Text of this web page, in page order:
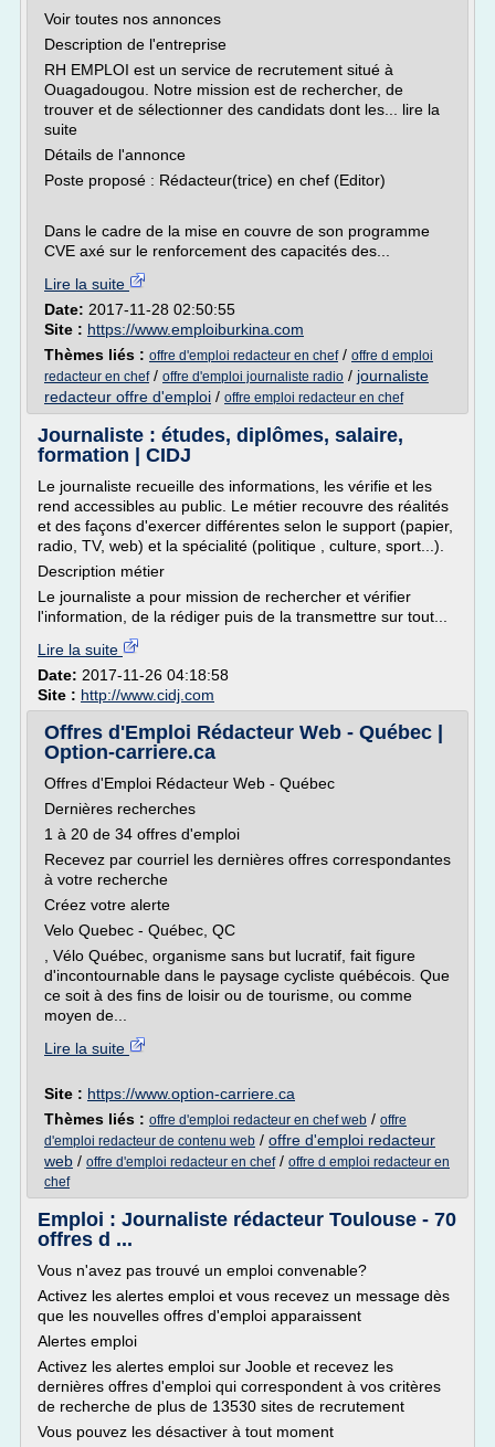
Voir toutes nos annonces
Description de l'entreprise
RH EMPLOI est un service de recrutement situé à
Ouagadougou. Notre mission est de rechercher, de
trouver et de sélectionner des candidats dont les... lire la
suite
Détails de l'annonce
Poste proposé : Rédacteur(trice) en chef (Editor)
Dans le cadre de la mise en couvre de son programme
CVE axé sur le renforcement des capacités des...
Lire la suite
Date: 2017-11-28 02:50:55
Site : https://www.emploiburkina.com
Thèmes liés : offre d'emploi redacteur en chef/ offre d emploi
redacteur en chef/ offre d'emploi journaliste radio / journaliste
redacteur offre d'emploi / offre emploi redacteur en chef
Journaliste : études, diplômes, salaire,
formation | CIDJ
Le journaliste recueille des informations, les vérifie et les
rend accessibles au public. Le métier recouvre des réalités
et des façons d'exercer différentes selon le support (papier,
radio, TV, web) et la spécialité (politique , culture, sport...).
Description métier
Le journaliste a pour mission de rechercher et vérifier
l'information, de la rédiger puis de la transmettre sur tout...
Lire la suite
Date: 2017-11-26 04:18:58
Site : http://www.cidj.com
Offres d'Emploi Rédacteur Web - Québec |
Option-carriere.ca
Offres d'Emploi Rédacteur Web - Québec
Dernières recherches
1 à 20 de 34 offres d'emploi
Recevez par courriel les dernières offres correspondantes
à votre recherche
Créez votre alerte
Velo Quebec - Québec, QC
, Vélo Québec, organisme sans but lucratif, fait figure
d'incontournable dans le paysage cycliste québécois. Que
ce soit à des fins de loisir ou de tourisme, ou comme
moyen de...
Lire la suite
Site : https://www.option-carriere.ca
Thèmes liés : offre d'emploi redacteur en chef web / offre
d'emploi redacteur de contenu web / offre d'emploi redacteur
web / offre d'emploi redacteur en chef/ offre d emploi redacteur en
chef
Emploi : Journaliste rédacteur Toulouse - 70
offres d ...
Vous n'avez pas trouvé un emploi convenable?
Activez les alertes emploi et vous recevez un message dès
que les nouvelles offres d'emploi apparaissent
Alertes emploi
Activez les alertes emploi sur Jooble et recevez les
dernières offres d'emploi qui correspondent à vos critères
de recherche de plus de 13530 sites de recrutement
Vous pouvez les désactiver à tout moment